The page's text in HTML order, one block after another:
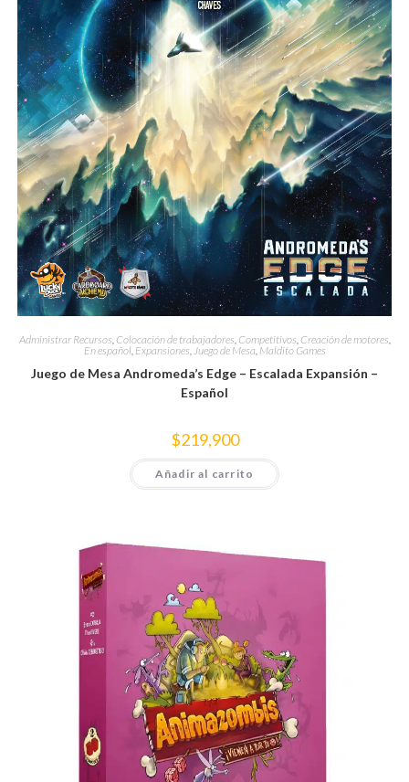
Administrar Recursos, Colocación de trabajadores, Competitivos, Creación de motores,
En español, Expansiones,Juego de Mesa, Maldito Games
Juego de Mesa Andromeda’s Edge – Escalada Expansión –
Español
$219,900
Añadir al carrito